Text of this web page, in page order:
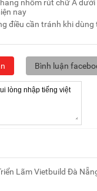
nhôm rút chữ A
nay
điều cần tránh khi
Bình luận
Lãm Vietbuild Đà